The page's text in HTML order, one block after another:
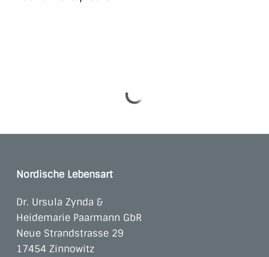
Nordische Lebensart
Dr. Ursula Zynda &
Heidemarie Paarmann GbR
Neue Strandstrasse 29
17454 Zinnowitz